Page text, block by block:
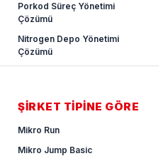
Porkod Süreç Yönetimi
Çözümü
Nitrogen Depo Yönetimi
Çözümü
ŞİRKET TİPİNE GÖRE
Mikro Run
Mikro Jump Basic